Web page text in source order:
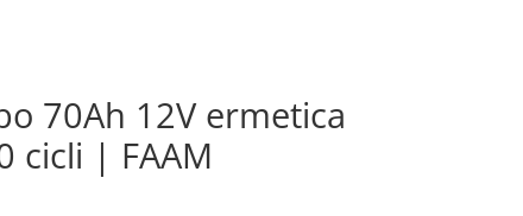
70Ah 12V ermetica
cicli | FAAM